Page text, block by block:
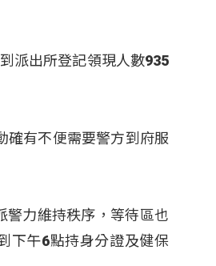
派出所登記領現人數935
確有不便需要警方到府服
警力維持秩序，等待區也
下午6點持身分證及健保